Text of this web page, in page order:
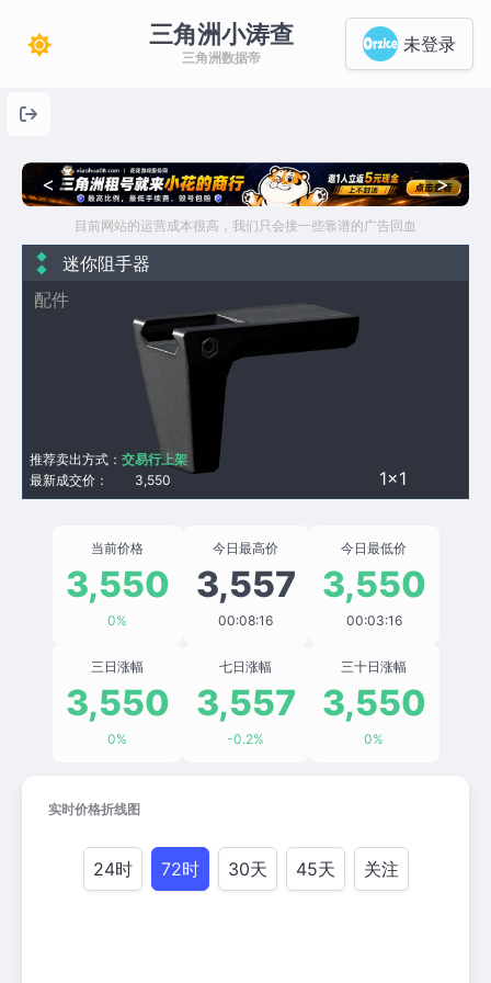
三角洲小涛查
三角洲数据帝
未登录
< >
目前网站的运营成本很高，我们只会接一些靠谱的广告回血
迷你阻手器
配件
1×1
最新成交价： 3,550
推荐卖出方式： 交易行上架
当前价格
3,550
0%
今日最高价
3,557
00:08:16
今日最低价
3,550
00:03:16
三日涨幅
3,550
0%
七日涨幅
3,557
-0.2%
三十日涨幅
3,550
0%
实时价格折线图
24时 72时 30天 45天 关注